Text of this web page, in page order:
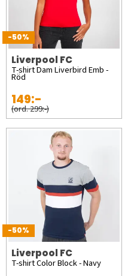
-50%
Liverpool FC
T-shirt Dam Liverbird Emb -
Röd
149:-
(ord. 299:-)
-50%
Liverpool FC
T-shirt Color Block - Navy